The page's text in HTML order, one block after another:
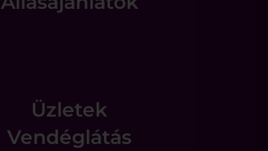
Üzletek
Vendéglátás